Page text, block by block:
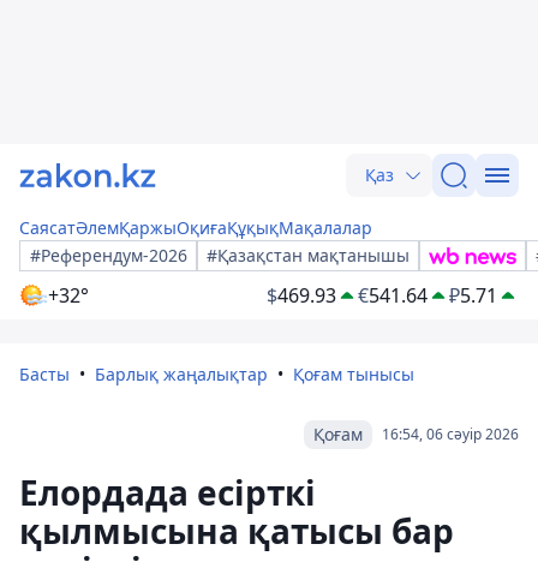
Қаз
СаясатӘлемҚаржыОқиғаҚұқықМақалалар
#Референдум-2026
#Қазақстан мақтанышы
+32° $469.93 €541.64 ₽5.71
Басты Барлық жаңалықтар Қоғам тынысы
16:54, 06 сәуір 2026
Қоғам
Елордада есірткі
қылмысына қатысы бар